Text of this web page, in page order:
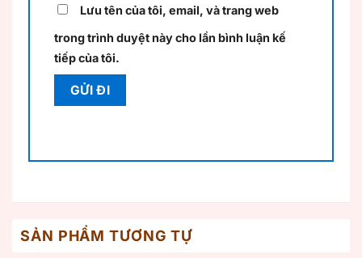
Lưu tên của tôi, email, và trang web
trong trình duyệt này cho lần bình luận kế
tiếp của tôi.
SẢN PHẨM TƯƠNG TỰ